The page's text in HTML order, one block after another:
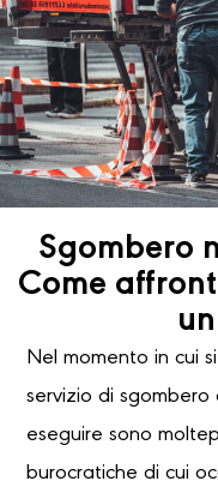
Sgombero
Come
Nel momento in cui
servizio di
eseguire sono
burocratiche di cui